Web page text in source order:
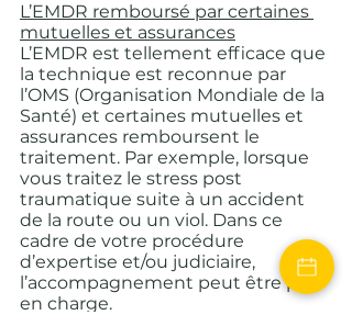
L’EMDR remboursé par certaines
mutuelles et assurances
L’EMDR est tellement efficace que
la technique est reconnue par
l’OMS (Organisation Mondiale de la
Santé) et certaines mutuelles et
assurances remboursent le
traitement. Par exemple, lorsque
vous traitez le stress post
traumatique suite à un accident
de la route ou un viol. Dans ce
cadre de votre procédure
d’expertise et/ou judiciaire,
l’accompagnement peut être pris
en charge.